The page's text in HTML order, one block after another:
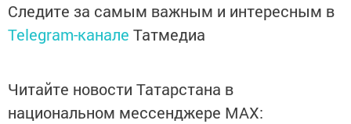
Следите за самым важным и интересным в
Telegram-канале Татмедиа
Читайте новости Татарстана в
национальном мессенджере MАХ: